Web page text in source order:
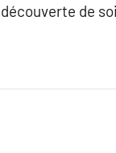
découverte de